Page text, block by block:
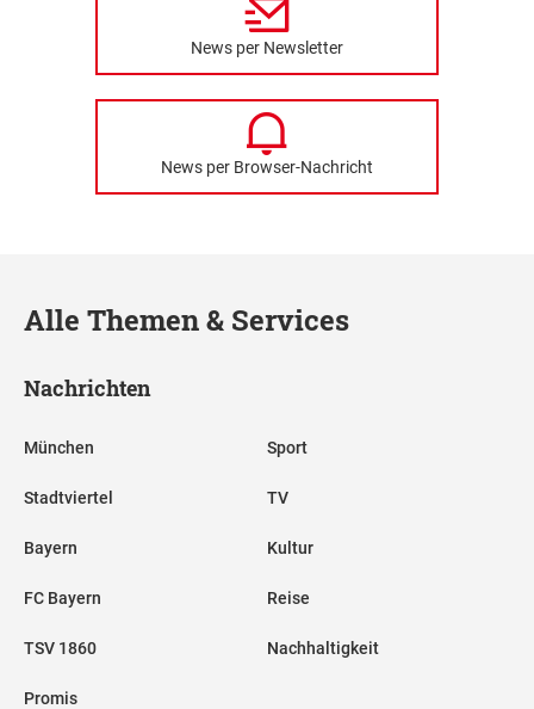
News per Newsletter
News per Browser-Nachricht
Alle Themen & Services
Nachrichten
München
Stadtviertel
Bayern
FC Bayern
TSV 1860
Promis
Sport
TV
Kultur
Reise
Nachhaltigkeit